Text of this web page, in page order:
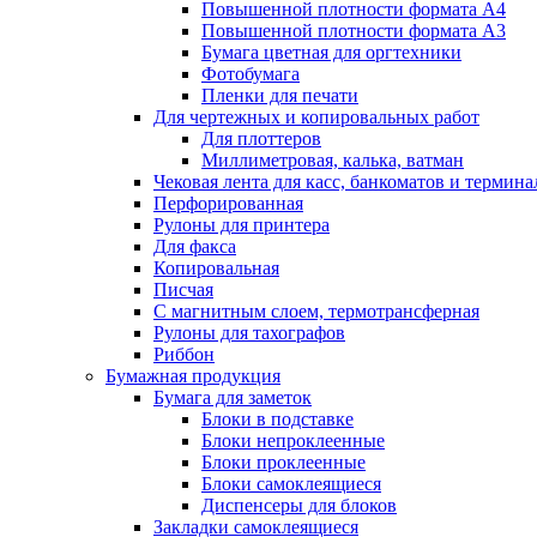
Повышенной плотности формата А4
Повышенной плотности формата А3
Бумага цветная для оргтехники
Фотобумага
Пленки для печати
Для чертежных и копировальных работ
Для плоттеров
Миллиметровая, калька, ватман
Чековая лента для касс, банкоматов и
Перфорированная
Рулоны для принтера
Для факса
Копировальная
Писчая
С магнитным слоем, термотрансферная
Рулоны для тахографов
Риббон
Бумажная продукция
Бумага для заметок
Блоки в подставке
Блоки непроклеенные
Блоки проклеенные
Блоки самоклеящиеся
Диспенсеры для блоков
Закладки самоклеящиеся